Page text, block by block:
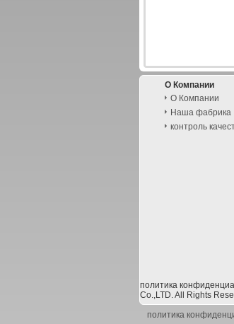
О Компании
О Компании
Наша фабрика
контроль
политика
Co.,LTD. All Rights
политика